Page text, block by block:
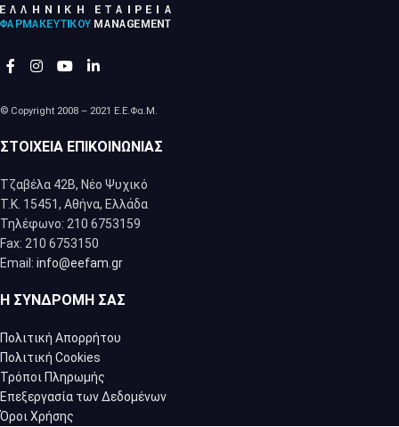
© Copyright 2008 – 2021 Ε.Ε.Φα.Μ.
ΣΤΟΙΧΕΊΑ ΕΠΙΚΟΙΝΩΝΊΑΣ
Τζαβέλα 42Β, Νέο Ψυχικό
Τ.Κ. 15451, Αθήνα, Eλλάδα
Τηλέφωνο: 210 6753159
Fax: 210 6753150
Email: info@eefam.gr
Η ΣΥΝΔΡΟΜΉ ΣΑΣ
Πολιτική Απορρήτου
Πολιτική Cookies
Τρόποι Πληρωμής
Επεξεργασία των Δεδομένων
Όροι Χρήσης